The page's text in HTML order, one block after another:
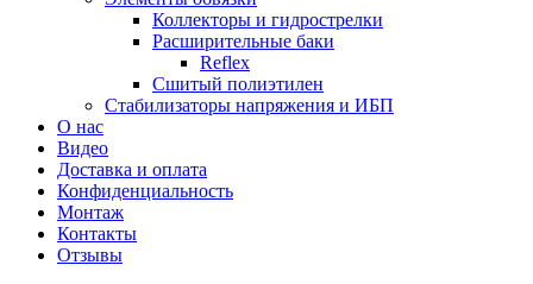
Коллекторы и гидрострелки
Расширительные баки
Reflex
Сшитый полиэтилен
Стабилизаторы напряжения и ИБП
О нас
Видео
Доставка и оплата
Конфиденциальность
Монтаж
Контакты
Отзывы